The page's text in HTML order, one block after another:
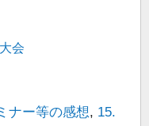
会
ナー等の感想, 15.